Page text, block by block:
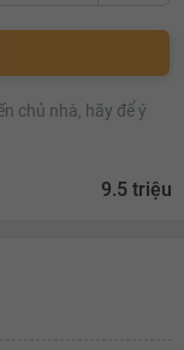
chủ nhà, hãy để ý
9.5 triệu